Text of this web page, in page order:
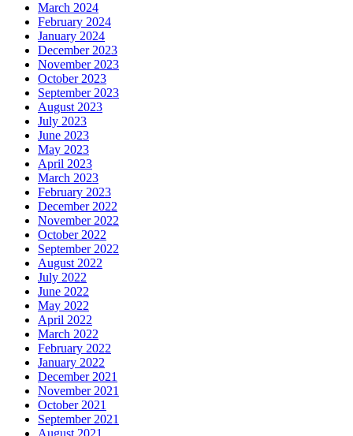
March 2024
February 2024
January 2024
December 2023
November 2023
October 2023
September 2023
August 2023
July 2023
June 2023
May 2023
April 2023
March 2023
February 2023
December 2022
November 2022
October 2022
September 2022
August 2022
July 2022
June 2022
May 2022
April 2022
March 2022
February 2022
January 2022
December 2021
November 2021
October 2021
September 2021